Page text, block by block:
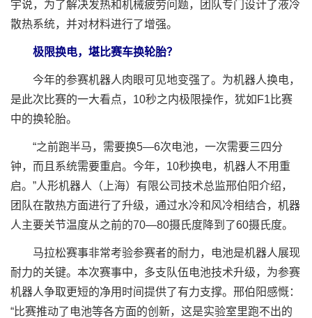
宇说，为了解决发热和机械疲劳问题，团队专门设计了液冷
散热系统，并对材料进行了增强。
极限换电，堪比赛车换轮胎？
今年的参赛机器人肉眼可见地变强了。为机器人换电，
是此次比赛的一大看点，10秒之内极限操作，犹如F1比赛
中的换轮胎。
“之前跑半马，需要换5—6次电池，一次需要三四分
钟，而且系统需要重启。今年，10秒换电，机器人不用重
启。”人形机器人（上海）有限公司技术总监邢伯阳介绍，
团队在散热方面进行了升级，通过水冷和风冷相结合，机器
人主要关节温度从之前的70—80摄氏度降到了60摄氏度。
马拉松赛事非常考验参赛者的耐力，电池是机器人展现
耐力的关键。本次赛事中，多支队伍电池技术升级，为参赛
机器人争取更短的净用时间提供了有力支撑。邢伯阳感慨：
“比赛推动了电池等各方面的创新，这是实验室里跑不出的